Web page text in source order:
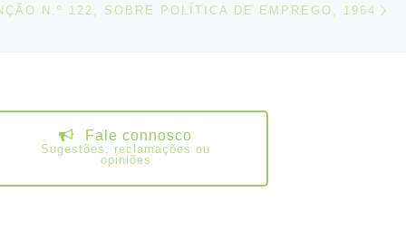
N.º 122, SOBRE POLÍTICA DE EMPREGO, 1964
Fale connosco
Sugestões, reclamações ou
opiniões